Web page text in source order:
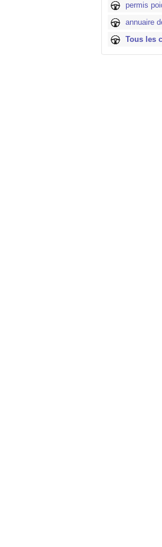
permis
annuaire
Tous les